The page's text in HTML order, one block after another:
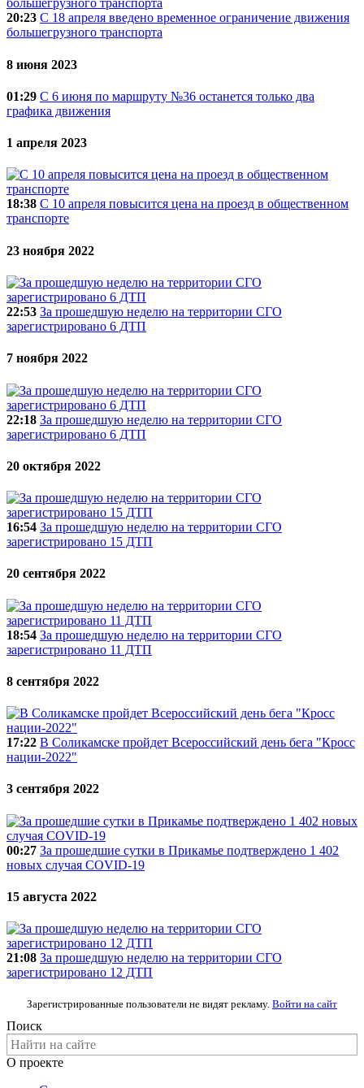
20:23 C 18 апреля введено временное ограничение движения
большегрузного транспорта
8 июня 2023
01:29 С 6 июня по маршруту №36 останется только два
графика движения
1 апреля 2023
18:38 С 10 апреля повысится цена на проезд в общественном
транспорте
23 ноября 2022
22:53 За прошедшую неделю на территории СГО
зарегистрировано 6 ДТП
7 ноября 2022
22:18 За прошедшую неделю на территории СГО
зарегистрировано 6 ДТП
20 октября 2022
16:54 За прошедшую неделю на территории СГО
зарегистрировано 15 ДТП
20 сентября 2022
18:54 За прошедшую неделю на территории СГО
зарегистрировано 11 ДТП
8 сентября 2022
17:22 В Соликамске пройдет Всероссийский день бега "Кросс
нации-2022"
3 сентября 2022
00:27 За прошедшие сутки в Прикамье подтверждено 1 402
новых случая COVID-19
15 августа 2022
21:08 За прошедшую неделю на территории СГО
зарегистрировано 12 ДТП
Зарегистрированные пользователи не видят рекламу. Войти на сайт
Поиск
О проекте